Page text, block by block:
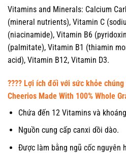
Vitamins and Minerals: Calcium
(mineral nutrients), Vitamin C
(niacinamide), Vitamin B6
(palmitate), Vitamin B1 (thiamin
acid), Vitamin B12, Vitamin D3.
???? Lợi ích đối với sức khỏe
Cheerios Made With 100% Whole
Chứa đến 12 Vitamins và
Nguồn cung cấp canxi dồi dào.
Được làm bằng ngũ cốc nguyên